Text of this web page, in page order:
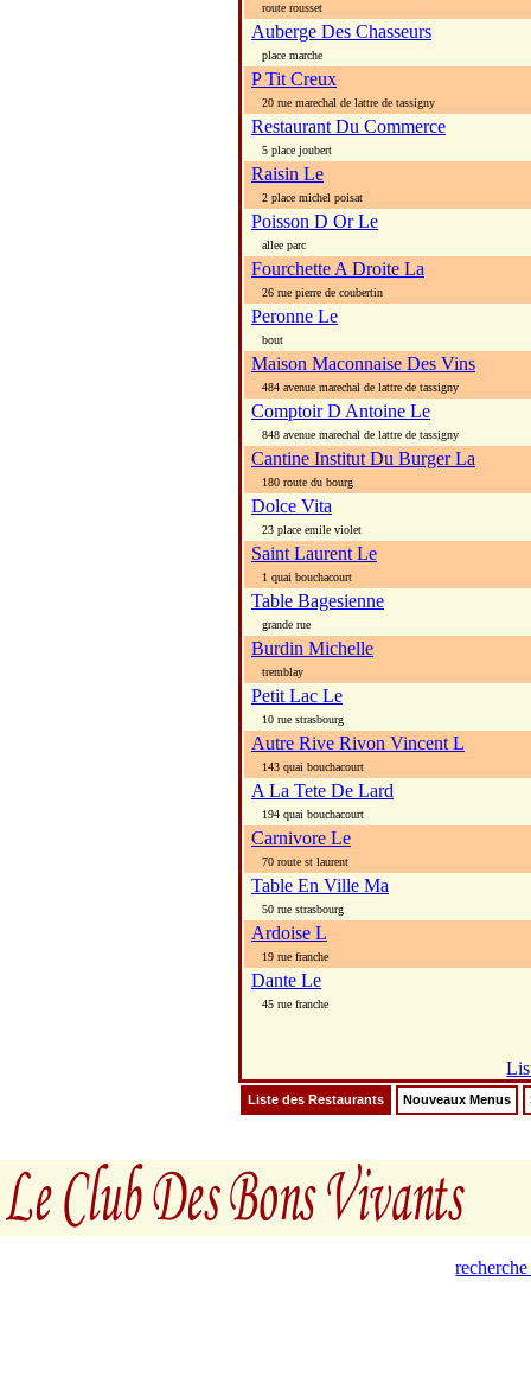
route rousset
Auberge Des Chasseurs
place marche
P Tit Creux
20 rue marechal de lattre de tassigny
Restaurant Du Commerce
5 place joubert
Raisin Le
2 place michel poisat
Poisson D Or Le
allee parc
Fourchette A Droite La
26 rue pierre de coubertin
Peronne Le
bout
Maison Maconnaise Des Vins
484 avenue marechal de lattre de tassigny
Comptoir D Antoine Le
848 avenue marechal de lattre de tassigny
Cantine Institut Du Burger La
180 route du bourg
Dolce Vita
23 place emile violet
Saint Laurent Le
1 quai bouchacourt
Table Bagesienne
grande rue
Burdin Michelle
tremblay
Petit Lac Le
10 rue strasbourg
Autre Rive Rivon Vincent L
143 quai bouchacourt
A La Tete De Lard
194 quai bouchacourt
Carnivore Le
70 route st laurent
Table En Ville Ma
50 rue strasbourg
Ardoise L
19 rue franche
Dante Le
45 rue franche
Liste des Restaurants Nouveaux Menus